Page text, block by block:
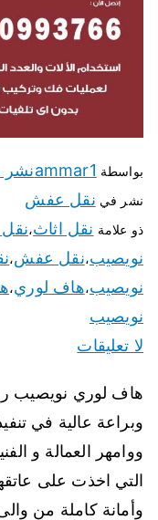
بواسطة ammar1نشر
نشر في نقل عفش
ذو علامة نقل اثاث،
نويصيب،نقل عفش،
نويصيب،هاف لوري،
نويصيب
لا تعليقات
هاف لوري نويصيب
وبراعة عالية في
ووامهر العمالة و
التي اخذت على
وأمانة كاملة من